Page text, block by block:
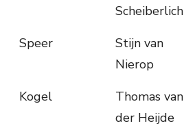
Scheiberlich
Speer
Stijn van
Nierop
Kogel
Thomas van
der Heijde